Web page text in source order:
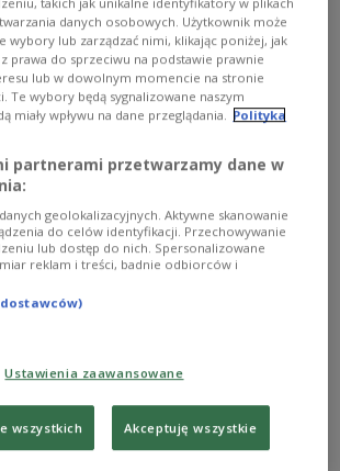
Czwórka
edukacja
Maleńczuk Muniek Staszczyk
o projekcie "3xMuniek"
W radiowej Jedynce wyjaśnia,
Muniek Staszczyk MUZYKA
danych osobowych. Użytkownik może
wybory lub zarządzać nimi, klikając poniżej, jak
prawa do sprzeciwu na podstawie prawnie
lub w dowolnym momencie na stronie
Te wybory będą sygnalizowane naszym
miały wpływu na dane przeglądania. Polityka
partnerami przetwarzamy dane w
geolokalizacyjnych. Aktywne skanowanie
do celów identyfikacji. Przechowywanie
lub dostęp do nich. Spersonalizowane
reklam i treści, badnie odbiorców i
Ustawienia zaawansowane
wszystkich Akceptuję wszystkie